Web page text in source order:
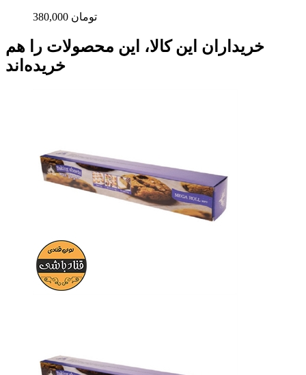
380,000 تومان
خریداران این کالا، این محصولات را هم
خریده‌اند